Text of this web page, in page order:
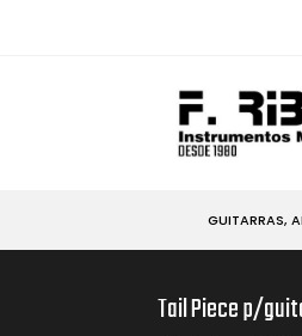
GUITARRAS,
Tail Piece p/